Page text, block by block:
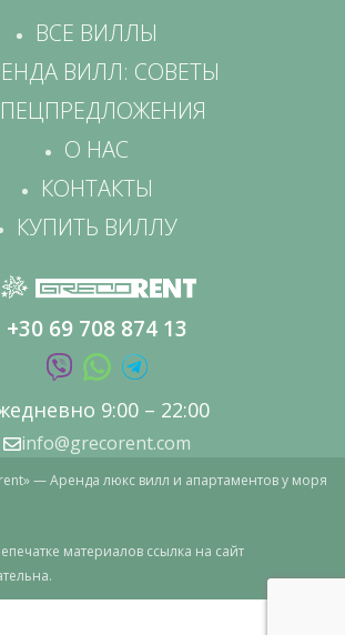
ВСЕ ВИЛЛЫ
ВИЛЛ: СОВЕТЫ
О НАС
КОНТАКТЫ
КУПИТЬ ВИЛЛУ
+30 69 708 874 13
9:00 – 22:00
info@grecorent.com
— Аренда люкс вилл и апартаментов у моря
материалов ссылка на сайт